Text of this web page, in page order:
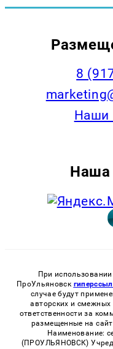
8
Наши
Наша
При
ПроУльяновск
случае будут
авторских и смежных
ответственности за
размещенные на
Наименование:
(ПРОУЛЬЯНОВСК)